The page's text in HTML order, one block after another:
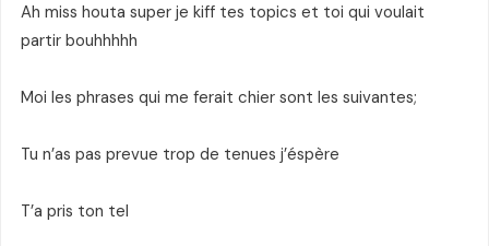
Ah miss houta super je kiff tes topics et toi qui voulait
partir bouhhhhh
Moi les phrases qui me ferait chier sont les suivantes;
Tu n’as pas prevue trop de tenues j’éspère
T’a pris ton tel